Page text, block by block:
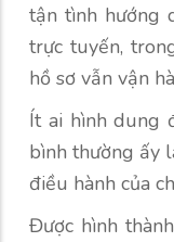
tận tình hướng
trực tuyến,
hồ sơ vẫn vận
Ít ai hình dung
bình thường ấy
điều hành của
Được hình